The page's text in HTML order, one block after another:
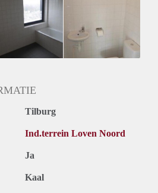
Tilburg
Ind.terrein Loven Noord
Ja
Kaal